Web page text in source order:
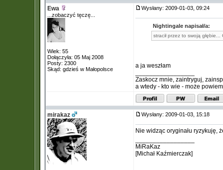
Ewa
...zobaczyć tęczę...
Wiek: 55
Dołączyła: 05 Maj 2008
Posty: 2300
Skąd: gdzieś w Małopolsce
Wysłany: 2009-01-03, 09:24
Nightingale napisał/a:
stracił przez to swoją głębie...
a ja weszłam
Zaskocz mnie, zaintryguj,
a wtedy - kto wie - może
mirakaz Wysłany: 2009-01-03, 15:18
Nie widząc oryginału ryzykuję,
MiRaKaz
[Michał Kaźmierczak]